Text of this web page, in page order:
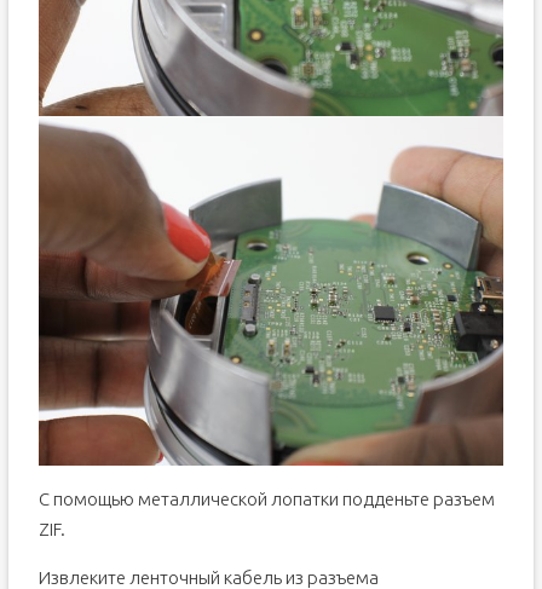
С помощью металлической лопатки подденьте разъем
ZIF.
Извлеките ленточный кабель из разъема